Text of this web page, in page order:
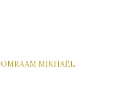
OMRAAM MIKHAËL